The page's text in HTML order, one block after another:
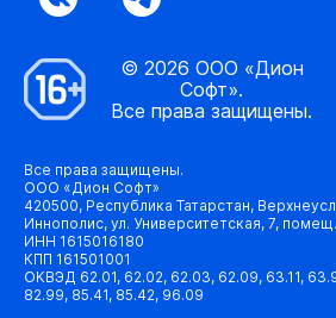
© 2026 ООО «Дион
Софт».
Все права защищены.
Все права защищены.
ООО «Дион Софт»
420500, Республика Татарстан,
Иннополис, ул. Университетская, 7,
ИНН 1615016180
КПП 161501001
ОКВЭД 62.01, 62.02, 62.03, 62.09, 63.11,
82.99, 85.41, 85.42, 96.09